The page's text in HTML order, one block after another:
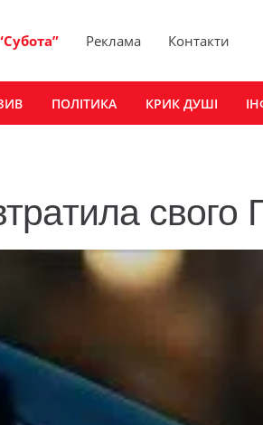
Реклама Контакти
ПОЛІТИКА КРИК ДУШІ
свого